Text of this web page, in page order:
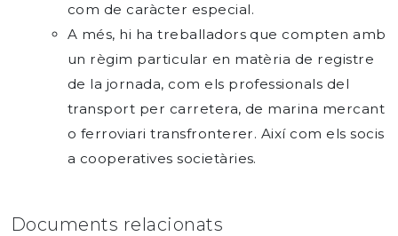
com de caràcter especial.
A més, hi ha treballadors que compten amb
un règim particular en matèria de registre
de la jornada, com els professionals del
transport per carretera, de marina mercant
o ferroviari transfronterer. Així com els socis
a cooperatives societàries.
Documents relacionats